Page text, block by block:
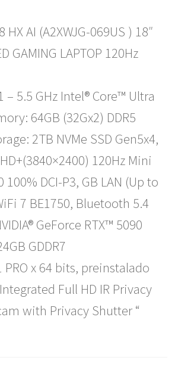
HX AI (A2XWJG-069US ) 18″
GAMING LAPTOP 120Hz
– 5.5 GHz Intel® Core™ Ultra
64GB (32Gx2) DDR5
2TB NVMe SSD Gen5x4,
120Hz Mini
100% DCI-P3, GB LAN (Up to
7 BE1750, Bluetooth 5.4
GeForce RTX™ 5090
GDDR7
PRO x 64 bits, preinstalado
Full HD IR Privacy
with Privacy Shutter “